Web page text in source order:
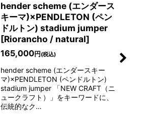
hender scheme (エンダース
キーマ)×PENDLETON (ペン
ドルトン) stadium jumper
[Riorancho / natural]
165,000円 (税込)
hender scheme (エンダースキー
マ)×PENDLETON (ペンドルトン)
stadium jumper 「NEW CRAFT（ニ
ュークラフト）」をキーワードに、
伝統的なク…